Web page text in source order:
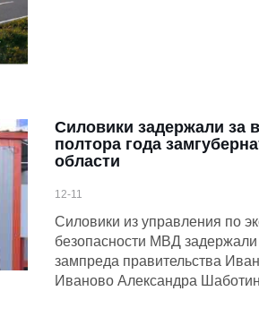
Силовики задержали за
полтора года
области
12-11
Силовики из управления по
безопасности МВД
зампреда правительства
Иваново Александра